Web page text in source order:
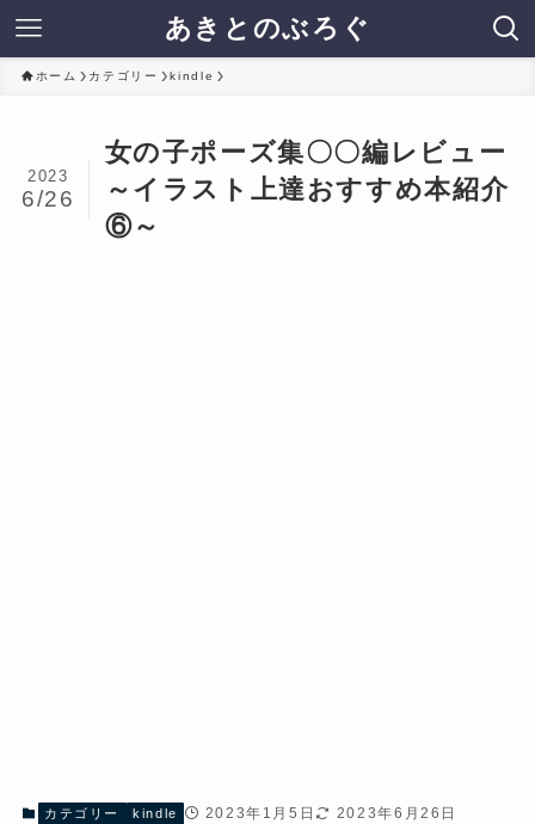
あきとのぶろぐ
ホーム カテゴリー kindle
女の子ポーズ集〇〇編レビュー
～イラスト上達おすすめ本紹介
⑥～
2023
6/26
カテゴリー kindle 2023年1月5日 2023年6月26日